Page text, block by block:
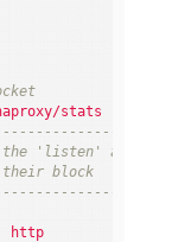
stats
the 'listen' and
block
http